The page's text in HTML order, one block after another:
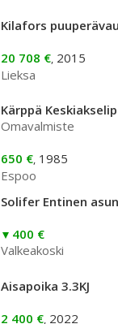
Kilafors
20 708 €, 2015
Lieksa
Kärppä
Omavalmiste
650 €, 1985
Espoo
Solifer Entinen
400 €
Valkeakoski
Aisapoika 3.3KJ
2 400 €, 2022